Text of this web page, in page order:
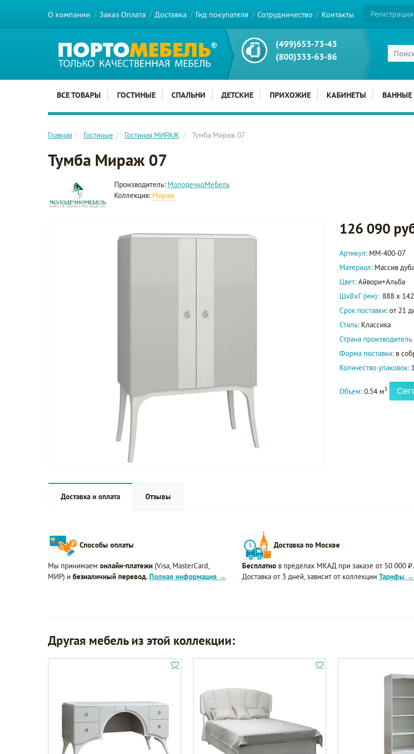
О компании Заказ Оплата Доставка Гид покупателя Сотрудничество Контакты Регистрация
(499)653-73-43
(800)333-63-86
Главное меню сайта
ВСЕ ТОВАРЫ ГОСТИНЫЕ СПАЛЬНИ ДЕТСКИЕ ПРИХОЖИЕ КАБИНЕТЫ ВАННЫЕ
Главная Гостиные Гостиная МИРАЖ Тумба Мираж 07
Тумба Мираж 07
Производитель: МолодечноМебель
Коллекция: Мираж
126 090
Артикул: ММ-400-07
Материал: Массив
Цвет: Айвори+Альба
ШxВxГ (мм): 888 x
Срок поставки: от 21
Стиль: Классика
Страна производитель
Форма поставки: в
Количество упаковок: 1
Объем: 0.54 м3
Доставка и оплата Отзывы
Способы оплаты
Мы принимаем онлайн-платежи (Visa, MasterCard,
МИР) и безналичный перевод. Полная информация →
Доставка по Москве
Бесплатно в пределах МКАД при заказе от 50 000 ₽.
Доставка от 3 дней, зависит от коллекцииТарифы →
Другая мебель из этой коллекции: